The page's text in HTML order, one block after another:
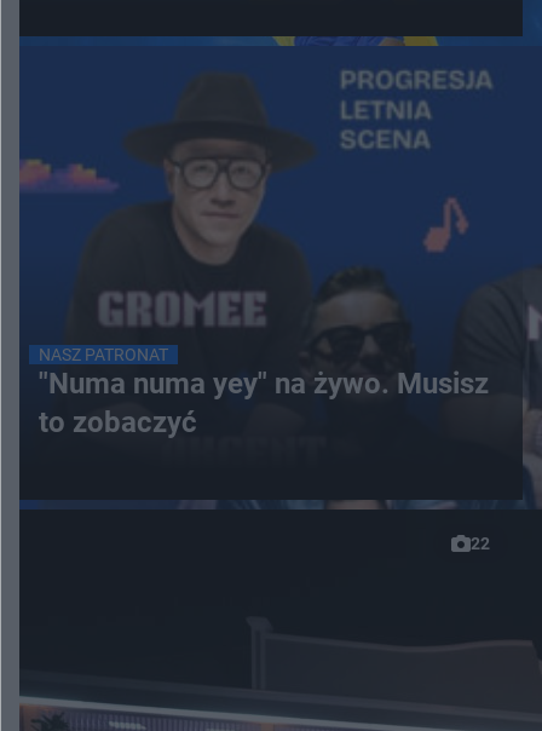
NASZ PATRONAT
"Numa numa yey" na żywo. Musisz
to zobaczyć
22